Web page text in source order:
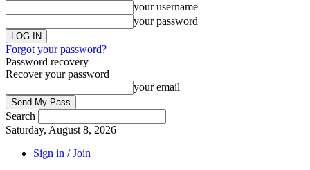
your username
your password
Forgot your password?
Password recovery
Recover your password
your email
Search
Saturday, August 8, 2026
Sign in / Join